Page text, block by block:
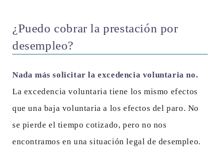
¿Puedo cobrar la prestación por
desempleo?
Nada más solicitar la excedencia voluntaria no.
La excedencia voluntaria tiene los mismo efectos
que una baja voluntaria a los efectos del paro. No
se pierde el tiempo cotizado, pero no nos
encontramos en una situación legal de desempleo.